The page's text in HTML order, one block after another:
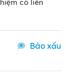
có liên
Báo xấu